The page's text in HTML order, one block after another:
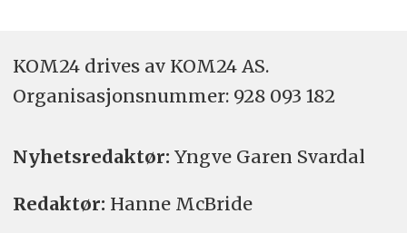
KOM24 drives av KOM24 AS.
Organisasjons­nummer: 928 093 182
Nyhetsredaktør: Yngve Garen Svardal
Redaktør: Hanne McBride